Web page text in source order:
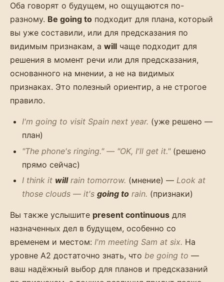
Оба говорят о будущем, но ощущаются по-
разному. Be going to подходит для плана, который
вы уже составили, или для предсказания по
видимым признакам, а will чаще подходит для
решения в момент речи или для предсказания,
основанного на мнении, а не на видимых
признаках. Это полезный ориентир, а не строгое
правило.
I'm going to visit Spain next year. (уже решено —
план)
"The phone's ringing." — "OK, I'll get it."(решено
прямо сейчас)
I think it willrain tomorrow. (мнение) — Look at
those clouds — it's going to rain. (признаки)
Вы также услышите present continuous для
назначенных дел в будущем, особенно со
временем и местом: I'm meeting Sam at six. На
уровне A2 достаточно знать, что be going to —
ваш надёжный выбор для планов и предсказаний